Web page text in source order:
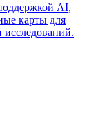
AI,
карты для
исследований.